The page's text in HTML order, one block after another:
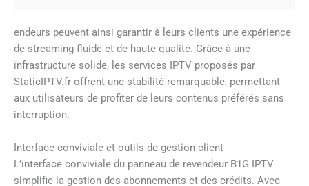
endeurs peuvent ainsi garantir à leurs clients une expérience
de streaming fluide et de haute qualité. Grâce à une
infrastructure solide, les services IPTV proposés par
StaticIPTV.fr offrent une stabilité remarquable, permettant
aux utilisateurs de profiter de leurs contenus préférés sans
interruption.
Interface conviviale et outils de gestion client
L’interface conviviale du panneau de revendeur B1G IPTV
simplifie la gestion des abonnements et des crédits. Avec